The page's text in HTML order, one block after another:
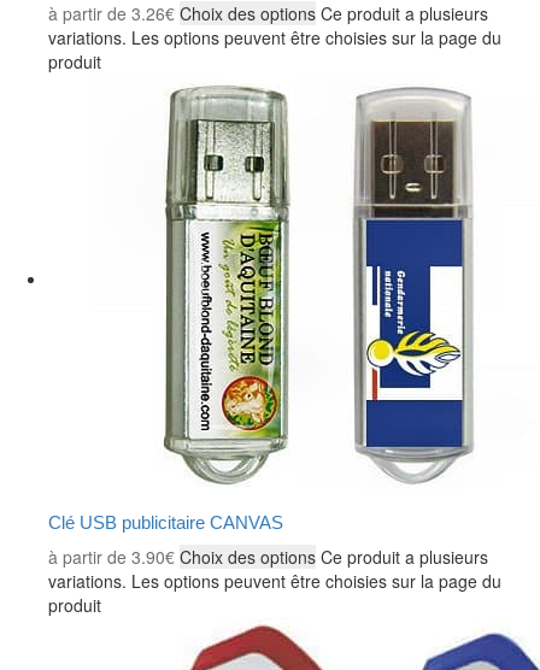
à partir de 3.26€ Choix des options Ce produit a plusieurs
variations. Les options peuvent être choisies sur la page du
produit
Clé USB publicitaire CANVAS
à partir de 3.90€ Choix des options Ce produit a plusieurs
variations. Les options peuvent être choisies sur la page du
produit